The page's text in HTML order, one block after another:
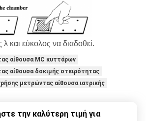
και εύκολος να διαδοθεί.
αίθουσα MC κυττάρων
αίθουσα δοκιμής στειρότητας
μετρώντας αίθουσα ιατρικής
την καλύτερη τιμή για